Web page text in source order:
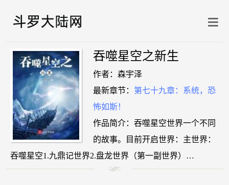
吞噬星空之新生
作者：森宇泽
最新章节： 第七十九章：系统，恐
怖如斯！
作品简介：吞噬星空世界一个不同
的故事。目前开启世界：主世界：
吞噬星空1.九鼎记世界2.盘龙世界（第一副世界）…